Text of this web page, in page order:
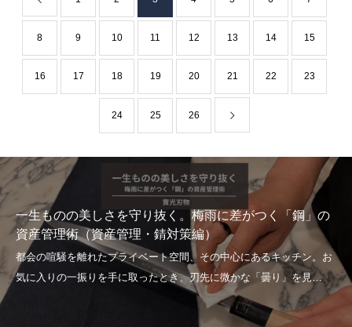
8 9 10 11 12 13 14 15
16 17 18 19 20 21 22 23
24 25 26
一生ものの美しさを守り抜く。梅雨に差がつく「鋼」の
資産管理術（資産管理・錆対策編）